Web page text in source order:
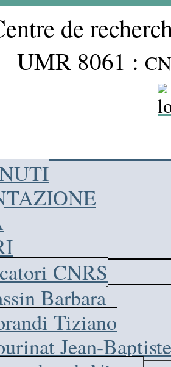
de
UMR 8061 :
CNRS
Barbara
Tiziano
Jean-Baptiste